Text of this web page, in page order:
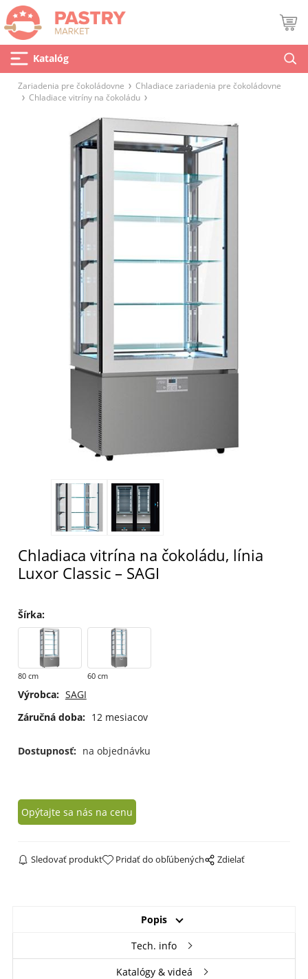
Katalóg
Zariadenia pre čokoládovne
Chladiace zariadenia pre čokoládovne
Chladiace vitríny na čokoládu
Chladiaca vitrína na čokoládu, línia
Luxor Classic – SAGI
Šírka:
80 cm 60 cm
Výrobca: SAGI
Záručná doba: 12 mesiacov
Dostupnosť: na objednávku
Opýtajte sa nás na cenu
Sledovať produkt Pridať do obľúbených Zdielať
Popis
Tech. info
Katalógy & videá